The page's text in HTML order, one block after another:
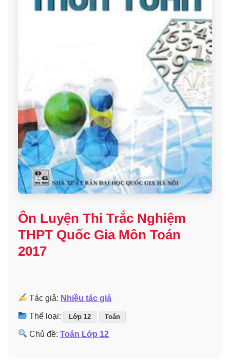
Ôn Luyện Thi Trắc Nghiệm
THPT Quốc Gia Môn Toán
2017
Tác giả: Nhiều tác giả
Thể loại: Lớp 12 Toán
Chủ đề:Toán Lớp 12